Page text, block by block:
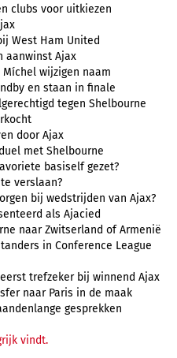
clubs voor uitkiezen
West Ham United
aanwinst Ajax
wijzigen naam
en staan in finale
tegen Shelbourne
door Ajax
met Shelbourne
basiself gezet?
verslaan?
bij wedstrijden van Ajax?
als Ajacied
naar Zwitserland of Armenië
in Conference League
trefzeker bij winnend Ajax
naar Paris in de maak
gesprekken
vindt.